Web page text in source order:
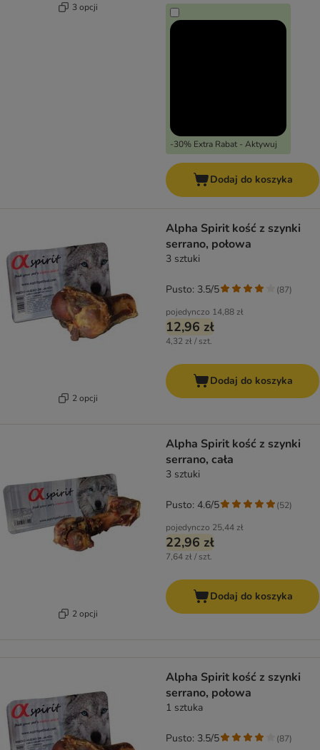
3 opcji
-30% Extra Rabat - Aktywuj
Dodaj do koszyka
2 opcji
Alpha Spirit kość z szynki
serrano, połowa
3 sztuki
pojedynczo 14,88 zł
12,96 zł
4,32 zł / szt.
Pusto: 3.5/5 (87)
Dodaj do koszyka
2 opcji
Alpha Spirit kość z szynki
serrano, cała
3 sztuki
pojedynczo 25,44 zł
22,96 zł
7,64 zł / szt.
Pusto: 4.6/5 (52)
Dodaj do koszyka
Alpha Spirit kość z szynki
serrano, połowa
1 sztuka
Pusto: 3.5/5 (87)